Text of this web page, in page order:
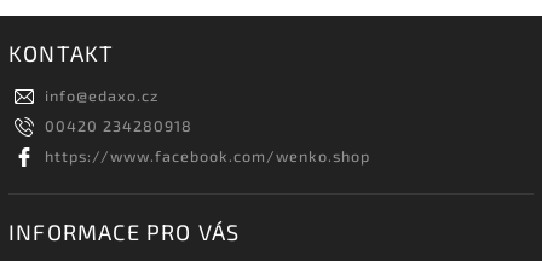
KONTAKT
info@edaxo.cz
00420 234280918
https://www.facebook.com/wenko.shop
INFORMACE PRO VÁS